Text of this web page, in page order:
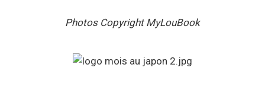
Photos Copyright MyLouBook